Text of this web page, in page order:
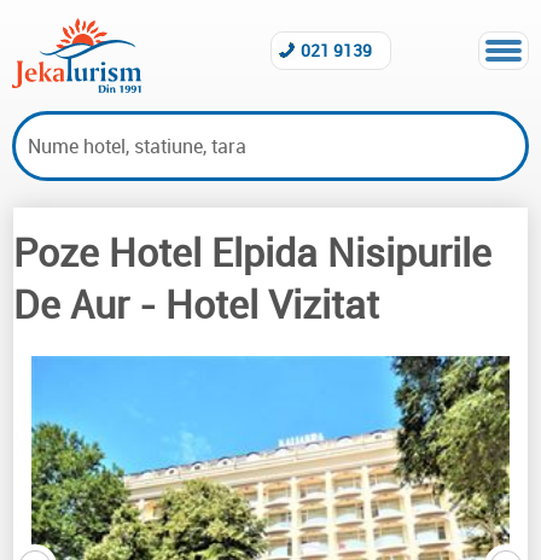
021 9139
Hoteluri vizitate Nisipurile De Aur
Poze Hotel Elpida Nisipurile
De Aur - Hotel Vizitat